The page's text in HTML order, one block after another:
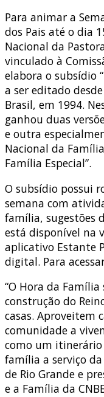
Para animar a
dos Pais até o dia
Nacional da
vinculado à
elabora o subsídio
a ser editado
Brasil, em 1994.
ganhou duas
e outra
Nacional da
Família Especial”.
O subsídio possui
semana com
família, sugestões
está disponível na
aplicativo Estante
digital. Para
“O Hora da Família
construção do
casas. Aproveitem
comunidade a
como um
família a serviço
de Rio Grande e
e a Família da